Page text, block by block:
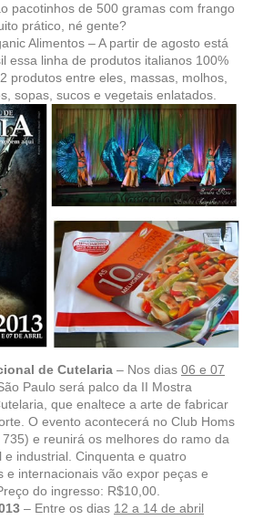
pacotinhos de 500 gramas com frango
prático, né gente?
Alimentos – A partir de agosto está
essa linha de produtos italianos 100%
produtos entre eles, massas, molhos,
sopas, sucos e vegetais enlatados.
de Cutelaria – Nos dias 06 e 07
São Paulo será palco da II Mostra
que enaltece a arte de fabricar
O evento acontecerá no Club Homs
e reunirá os melhores do ramo da
e industrial. Cinquenta e quatro
e internacionais vão expor peças e
do ingresso: R$10,00.
– Entre os dias 12 a 14 de abril